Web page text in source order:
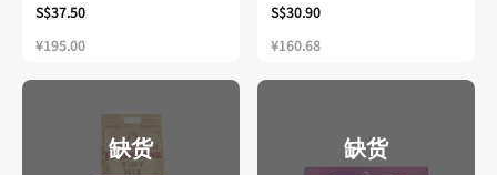
S$37.50
¥195.00
S$30.90
¥160.68
缺货 缺货